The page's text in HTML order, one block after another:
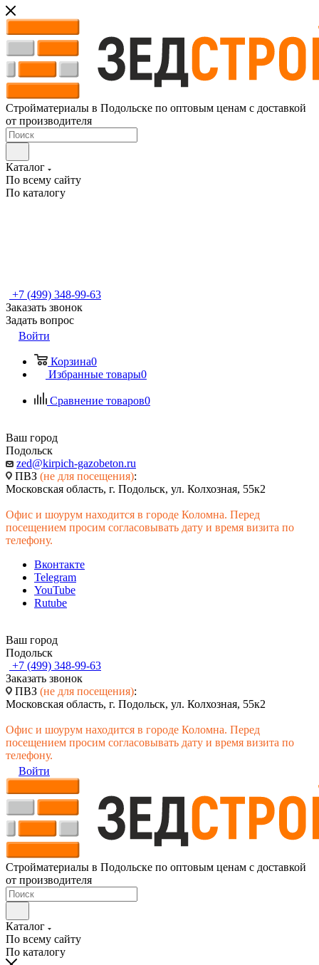
Стройматериалы в Подольске по оптовым ценам с доставкой
от производителя
Каталог
По всему сайту
По каталогу
+7 (499) 348-99-63
Заказать звонок
Задать вопрос
Войти
Корзина0
Избранные товары0
Сравнение товаров0
Ваш город
Подольск
zed@kirpich-gazobeton.ru
ПВЗ (не для посещения):
Московская область, г. Подольск, ул. Колхозная, 55к2
Офис и шоурум находится в городе Коломна. Перед
посещением просим согласовывать дату и время визита по
телефону.
Вконтакте
Telegram
YouTube
Rutube
Ваш город
Подольск
+7 (499) 348-99-63
Заказать звонок
ПВЗ (не для посещения):
Московская область, г. Подольск, ул. Колхозная, 55к2
Офис и шоурум находится в городе Коломна. Перед
посещением просим согласовывать дату и время визита по
телефону.
Войти
Стройматериалы в Подольске по оптовым ценам с доставкой
от производителя
Каталог
По всему сайту
По каталогу